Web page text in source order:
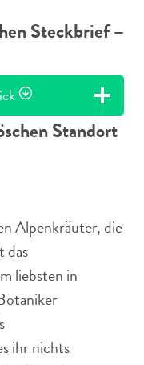
Steckbrief –
Standort
Alpenkräuter, die
das
liebsten in
ihr nichts